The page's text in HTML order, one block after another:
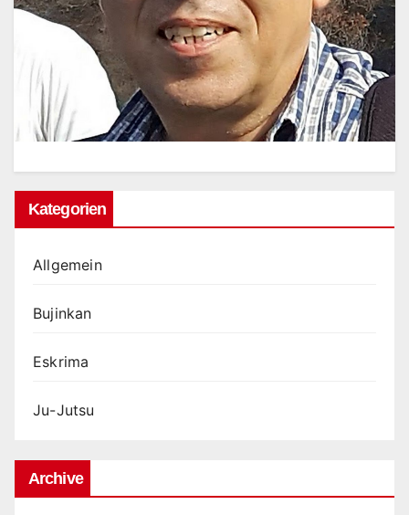
Kategorien
Allgemein
Bujinkan
Eskrima
Ju-Jutsu
Archive